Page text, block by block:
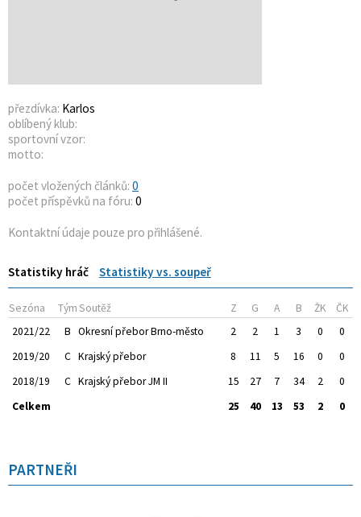
přezdívka: Karlos
oblíbený klub:
sportovní vzor:
motto:
počet vložených článků: 0
počet příspěvků na fóru: 0
Kontaktní údaje pouze pro přihlášené.
Statistiky hráč Statistiky vs. soupeř
Sezóna TýmSoutěž Z G A B ŽK
ČK
2021/22
B Okresní přebor Brno-město 2 2 1 3 0
0
2019/20
C Krajský přebor 8 11 5 16 0
0
2018/19
C Krajský přebor JM II 15 27 7 34 2
0
Celkem
25 40 13 53 2 0
PARTNEŘI